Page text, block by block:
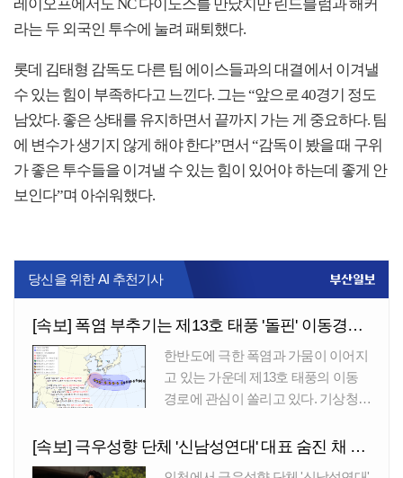
레이오프에서도 NC 다이노스를 만났지만 린드블럼과 해커
라는 두 외국인 투수에 눌려 패퇴했다.
롯데 김태형 감독도 다른 팀 에이스들과의 대결에서 이겨낼
수 있는 힘이 부족하다고 느낀다. 그는 “앞으로 40경기 정도
남았다. 좋은 상태를 유지하면서 끝까지 가는 게 중요하다. 팀
에 변수가 생기지 않게 해야 한다”면서 “감독이 봤을 때 구위
가 좋은 투수들을 이겨낼 수 있는 힘이 있어야 하는데 좋게 안
보인다”며 아쉬워했다.